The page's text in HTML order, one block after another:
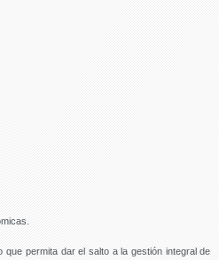
permita dar el salto a la gestión integral de